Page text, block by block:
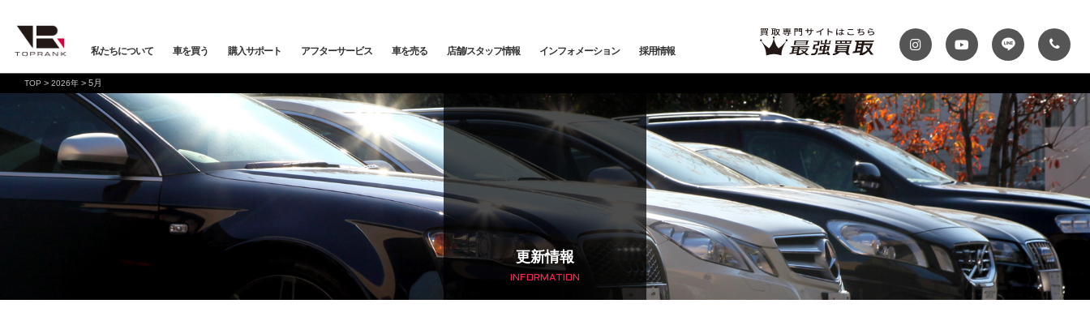
私たちについて 車を買う
車を買う
全ての在庫情報
バックオーダーシステム
オンライン商談
お取り寄せ商談
メーカーから探す
Mercedes-AMG BMW ALPINA MINI Audi
VOLKSWAGEN PORSCHE LAND ROVER JAGUAR MASERATI VOLVO
購入サポート
購入サポート
保証・購入プラン 下取査定 納車前点検・整備 メンテナンスパック 自動車保険
ローンシミュレーション
オートローン事前審査
ご納車までの流れ
アフターサービス
アフターサービス
車検・点検 メンテナンス 鈑金塗装 カーディテール
プロテクションフィルム 輸入車コーディング アライメント測定・調整
車を売る 店舗/スタッフ情報
店舗/スタッフ情報
会社概要
プライバシーポリシー
店舗お問い合わせ
トップランク本店 トップランク中央 トップランク杉並
トップランク千葉
サービスファクトリー
トップランク神戸
ROKKO i PARK
インフォメーション
インフォメーション
ニュース&メディア ご納車情報 サービスブログ トップランク・マガジン
採用情報
TOP > 2026年> 5月
更新情報
INFORMATION